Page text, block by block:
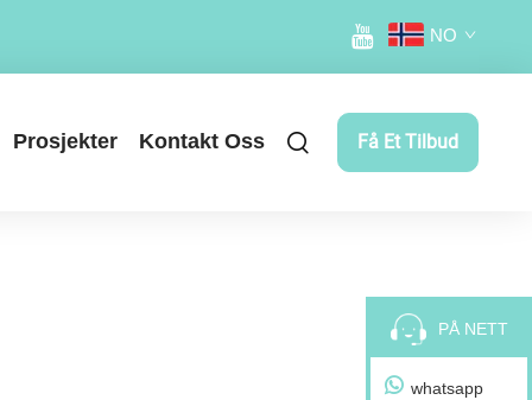
NO
Prosjekter Kontakt Oss Få Et Tilbud
PÅ NETT
whatsapp